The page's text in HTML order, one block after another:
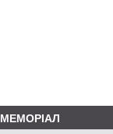
МЕМОРІАЛ